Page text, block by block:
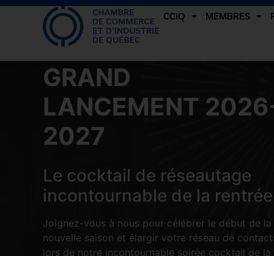
CCIQ MEMBRES
GRAND
LANCEMENT
2027
Le cocktail de réseautage
incontournable de la
Joignez-vous à nous pour célébrer le début de la
nouvelle saison et élargir votre réseau de
lors de notre incontournable soirée cocktail de la